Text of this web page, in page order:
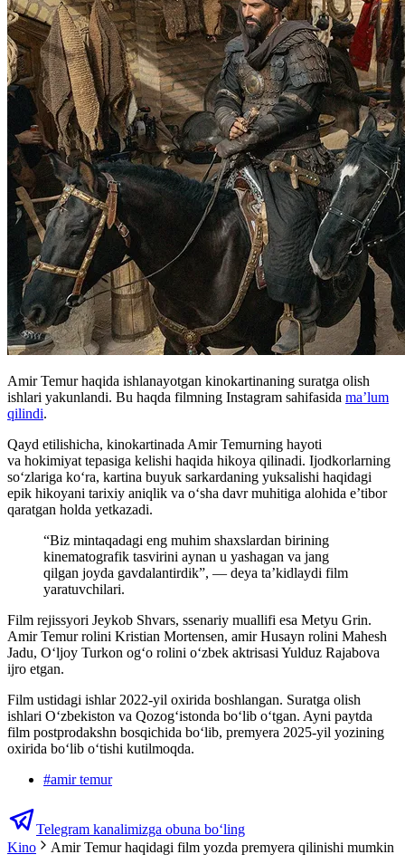
Amir Temur haqida ishlanayotgan kinokartinaning suratga olish
ishlari yakunlandi. Bu haqda filmning Instagram sahifasida ma’lum
qilindi.
Qayd etilishicha, kinokartinada Amir Temurning hayoti
va hokimiyat tepasiga kelishi haqida hikoya qilinadi. Ijodkorlarning
so‘zlariga ko‘ra, kartina buyuk sarkardaning yuksalishi haqidagi
epik hikoyani tarixiy aniqlik va o‘sha davr muhitiga alohida e’tibor
qaratgan holda yetkazadi.
“Biz mintaqadagi eng muhim shaxslardan birining
kinematografik tasvirini aynan u yashagan va jang
qilgan joyda gavdalantirdik”, — deya ta’kidlaydi film
yaratuvchilari.
Film rejissyori Jeykob Shvars, ssenariy muallifi esa Metyu Grin.
Amir Temur rolini Kristian Mortensen, amir Husayn rolini Mahesh
Jadu, Oʻljoy Turkon ogʻo rolini o‘zbek aktrisasi Yulduz Rajabova
ijro etgan.
Film ustidagi ishlar 2022-yil oxirida boshlangan. Suratga olish
ishlari O‘zbekiston va Qozog‘istonda bo‘lib o‘tgan. Ayni paytda
film postprodakshn bosqichida boʻlib, premyera 2025-yil yozining
oxirida bo‘lib o‘tishi kutilmoqda.
#amir temur
Telegram kanalimizga obuna bo‘ling
Kino
Amir Temur haqidagi film yozda premyera qilinishi mumkin